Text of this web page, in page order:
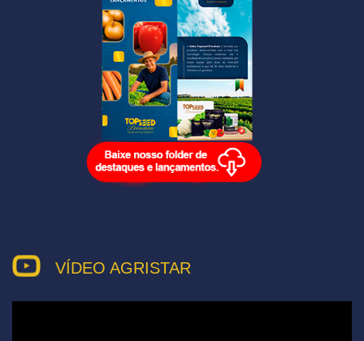
VÍDEO AGRISTAR